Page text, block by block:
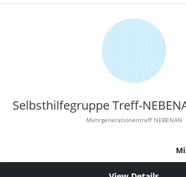
Selbsthilfegruppe Treff-
Mehrgenerationentreff NEBENAN